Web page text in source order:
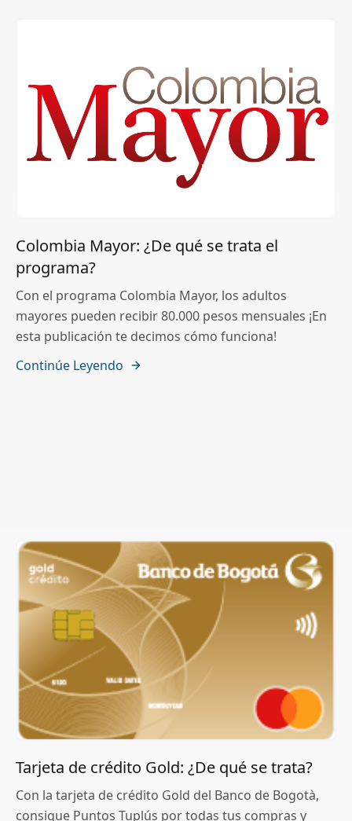
Colombia Mayor: ¿De qué se trata el
programa?
Con el programa Colombia Mayor, los adultos
mayores pueden recibir 80.000 pesos mensuales ¡En
esta publicación te decimos cómo funciona!
Continúe Leyendo
Tarjeta de crédito Gold: ¿De qué se trata?
Con la tarjeta de crédito Gold del Banco de Bogotà,
consigue Puntos Tuplús por todas tus compras y